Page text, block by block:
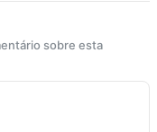
sobre esta